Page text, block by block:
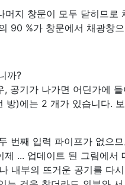
머지 창문이 모두 닫히므로
90 %가 창문에서 채광창
까?
공기가 나가면 어딘가에
방)에는 2 개가 있습니다.
번째 입력 파이프가 없으
... 업데이트 된 그림에
내부의 뜨거운 공기를 다